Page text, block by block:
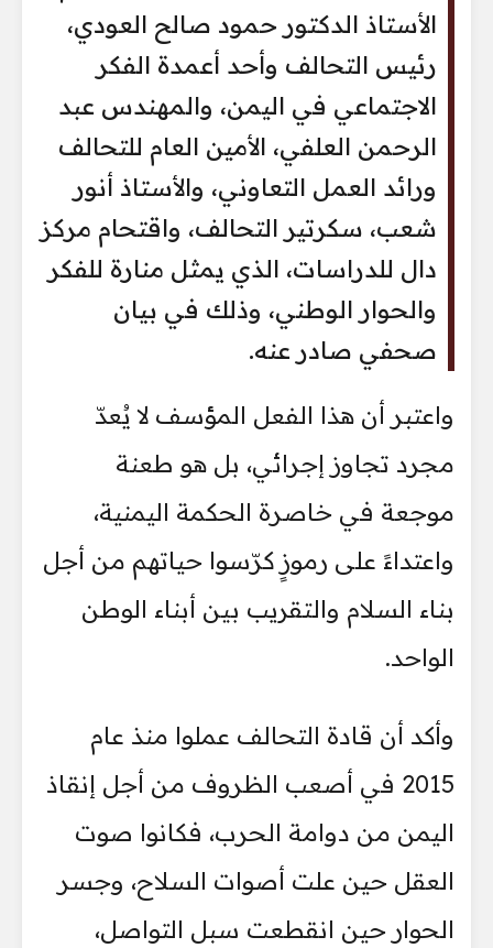
الأستاذ الدكتور حمود صالح العودي،
رئيس التحالف وأحد أعمدة الفكر
الاجتماعي في اليمن، والمهندس عبد
الرحمن العلفي، الأمين العام للتحالف
ورائد العمل التعاوني، والأستاذ أنور
شعب، سكرتير التحالف، واقتحام مركز
دال للدراسات، الذي يمثل منارة للفكر
والحوار الوطني، وذلك في بيان
صحفي صادر عنه.
واعتبر أن هذا الفعل المؤسف لا يُعدّ
مجرد تجاوز إجرائي، بل هو طعنة
موجعة في خاصرة الحكمة اليمنية،
واعتداءً على رموزٍ كرّسوا حياتهم من أجل
بناء السلام والتقريب بين أبناء الوطن
الواحد.
وأكد أن قادة التحالف عملوا منذ عام
2015 في أصعب الظروف من أجل إنقاذ
اليمن من دوامة الحرب، فكانوا صوت
العقل حين علت أصوات السلاح، وجسر
الحوار حين انقطعت سبل التواصل،